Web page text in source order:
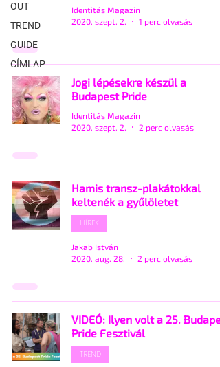
OUT
TREND
GUIDE
CÍMLAP
Identitás Magazin
2020. szept. 2.
1 perc olvasás
Jogi lépésekre készül a
Budapest Pride
Identitás Magazin
2020. szept. 2.
2 perc olvasás
Hamis transz-plakátokkal
keltenék a gyűlöletet
HÍREK
Jakab István
2020. aug. 28.
2 perc olvasás
VIDEÓ: Ilyen volt a 25.
Pride Fesztivál
TREND